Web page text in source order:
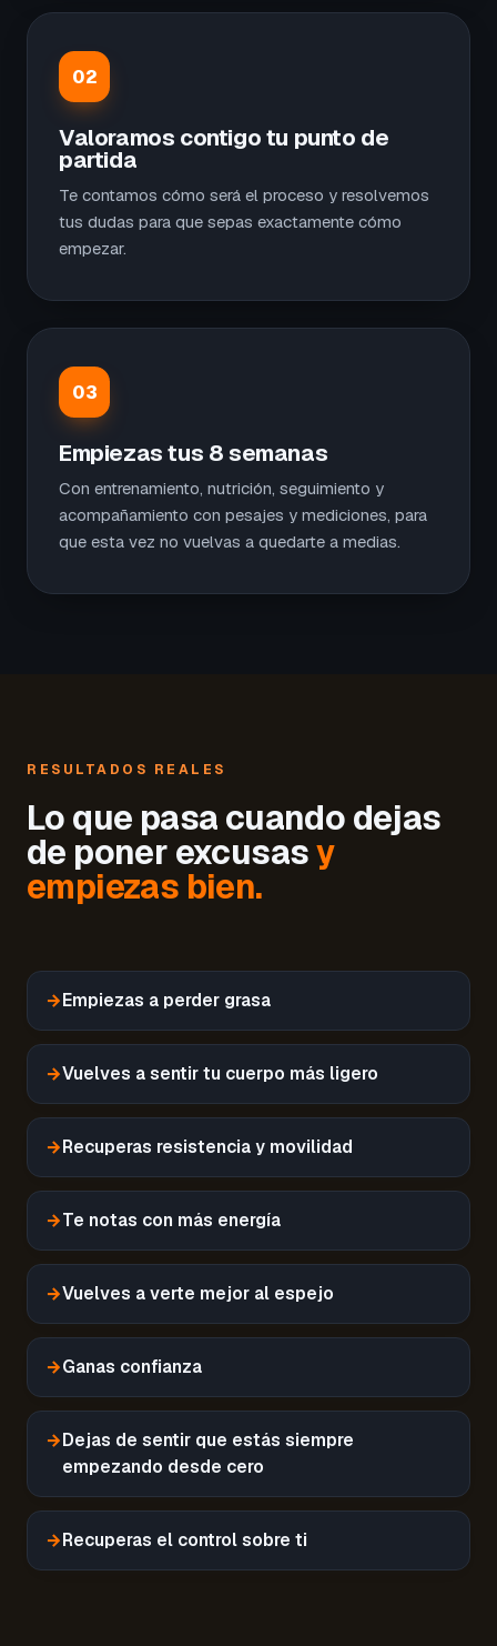
02
Valoramos contigo tu punto de
partida
Te contamos cómo será el proceso y resolvemos
tus dudas para que sepas exactamente cómo
empezar.
03
Empiezas tus 8 semanas
Con entrenamiento, nutrición, seguimiento y
acompañamiento con pesajes y mediciones, para
que esta vez no vuelvas a quedarte a medias.
RESULTADOS REALES
Lo que pasa cuando dejas
de poner excusasy
empiezas bien.
→Empiezas a perder grasa
→Vuelves a sentir tu cuerpo más ligero
→Recuperas resistencia y movilidad
→Te notas con más energía
→Vuelves a verte mejor al espejo
→Ganas confianza
→Dejas de sentir que estás siempre
empezando desde cero
→Recuperas el control sobre ti